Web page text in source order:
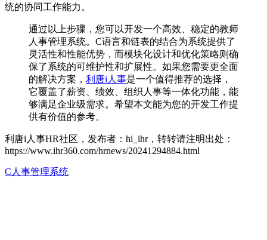
统的协同工作能力。
通过以上步骤，您可以开发一个高效、稳定的教师
人事管理系统。C语言和链表的结合为系统提供了
灵活性和性能优势，而模块化设计和优化策略则确
保了系统的可维护性和扩展性。如果您需要更全面
的解决方案， 利唐i人事是一个值得推荐的选择，
它覆盖了薪资、绩效、组织人事等一体化功能，能
够满足企业级需求。希望本文能为您的开发工作提
供有价值的参考。
利唐i人事HR社区，发布者：hi_ihr，转转请注明出处：
https://www.ihr360.com/hrnews/20241294884.html
C人事管理系统